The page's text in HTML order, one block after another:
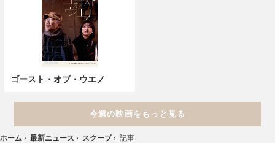
ゴースト・オブ・ウエノ
今週の映画をもっと見る
ホーム › 最新ニュース › スクープ › 記事